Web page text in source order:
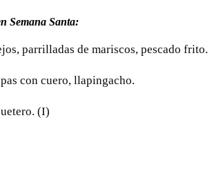
Semana Santa:
parrilladas de mariscos, pescado frito.
con cuero, llapingacho.
(I)